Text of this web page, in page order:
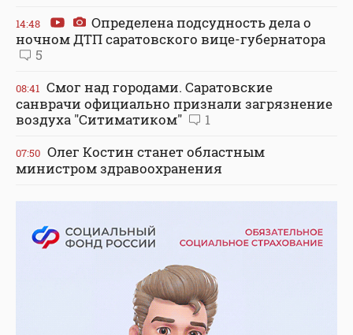
14:48
Определена подсудность дела о
ночном ДТП саратовского вице-губернатора
5
08:41 Смог над городами. Саратовские
санврачи официально признали загрязнение
воздуха "Ситиматиком"
1
07:50 Олег Костин станет областным
министром здравоохранения